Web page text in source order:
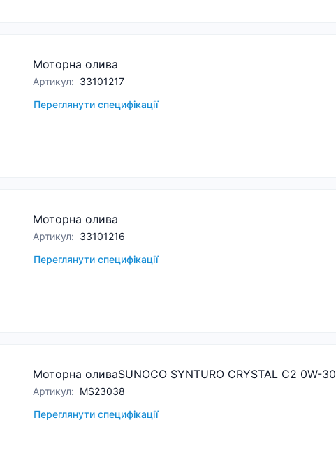
Моторна олива
Артикул: 33101217
Переглянути специфікації
Моторна олива
Артикул: 33101216
Переглянути специфікації
Моторна оливаSUNOCO SYNTURO CRYSTAL C2 0W-30
Артикул: MS23038
Переглянути специфікації